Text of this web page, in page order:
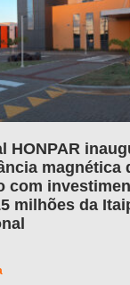
HONPAR
magnética
com
milhões da